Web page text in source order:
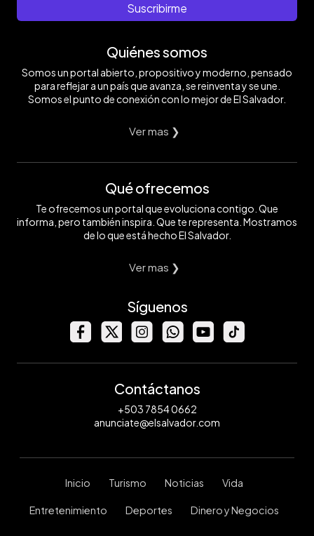
Suscribirme
Quiénes somos
Somos un portal abierto, propositivo y moderno, pensado
para reflejar a un país que avanza, se reinventa y se une.
Somos el punto de conexión con lo mejor de El Salvador.
Ver mas ❯
Qué ofrecemos
Te ofrecemos un portal que evoluciona contigo. Que
informa, pero también inspira. Que te representa. Mostramos
de lo que está hecho El Salvador.
Ver mas ❯
Síguenos
Contáctanos
+503 7854 0662
anunciate@elsalvador.com
Inicio Turismo Noticias Vida
Entretenimiento Deportes Dinero y Negocios